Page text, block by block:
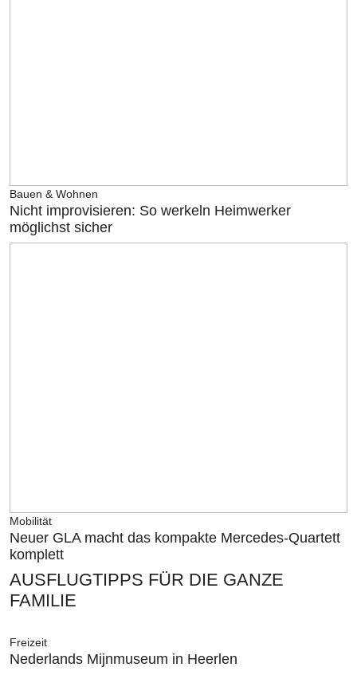
Bauen & Wohnen
Nicht improvisieren: So werkeln Heimwerker
möglichst sicher
Mobilität
Neuer GLA macht das kompakte Mercedes-Quartett
komplett
AUSFLUGTIPPS FÜR DIE GANZE
FAMILIE
Freizeit
Nederlands Mijnmuseum in Heerlen